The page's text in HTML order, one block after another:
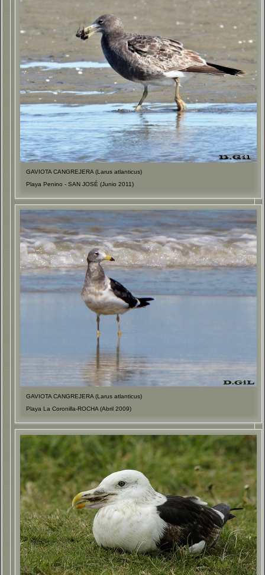
GAVIOTA CANGREJERA (Larus atlanticus)
Playa Penino - SAN JOSÉ (Junio 2011)
GAVIOTA CANGREJERA (Larus atlanticus)
Playa La Coronilla-ROCHA (Abril 2009)